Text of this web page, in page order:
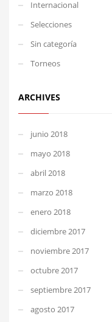
Internacional
Selecciones
Sin categoría
Torneos
ARCHIVES
junio 2018
mayo 2018
abril 2018
marzo 2018
enero 2018
diciembre 2017
noviembre 2017
octubre 2017
septiembre 2017
agosto 2017